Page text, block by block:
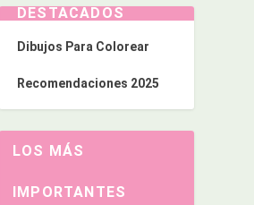
DESTACADOS
Dibujos Para Colorear
Recomendaciones 2025
LOS MÁS
IMPORTANTES